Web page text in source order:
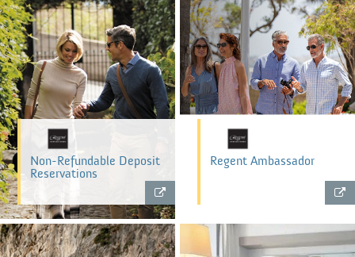
Non-Refundable Deposit
Reservations
Regent Ambassador